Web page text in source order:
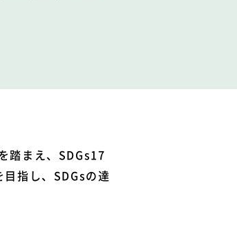
踏まえ、SDGs17
指し、SDGsの達